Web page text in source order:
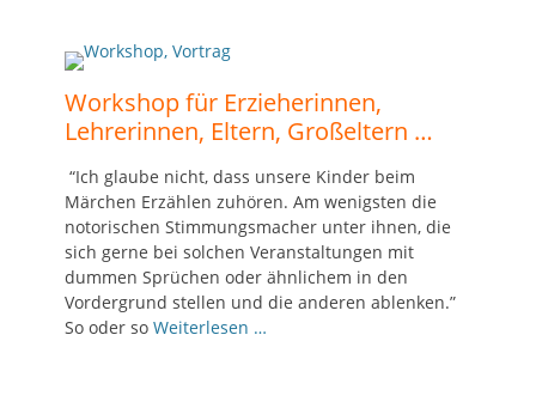
Workshop für Erzieherinnen,
Lehrerinnen, Eltern, Großeltern …
“Ich glaube nicht, dass unsere Kinder beim
Märchen Erzählen zuhören. Am wenigsten die
notorischen Stimmungsmacher unter ihnen, die
sich gerne bei solchen Veranstaltungen mit
dummen Sprüchen oder ähnlichem in den
Vordergrund stellen und die anderen ablenken.”
So oder so Weiterlesen …